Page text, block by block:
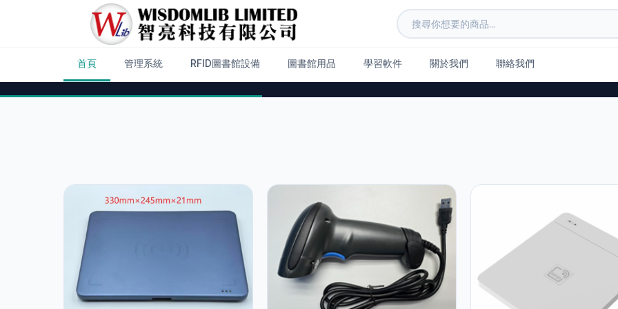
首頁 管理系統 RFID圖書館設備 圖書館用品 學習軟件 關於我們 聯絡我們
System 圖書館系統
圖書館管理系統 – LibraryCEO